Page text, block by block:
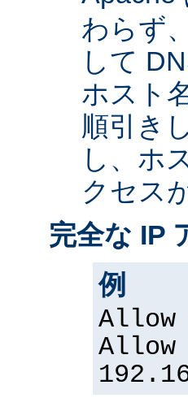
わらず
して
ホスト
順引き
し、ホ
クセス
完全な IP
例
Allow
Allow